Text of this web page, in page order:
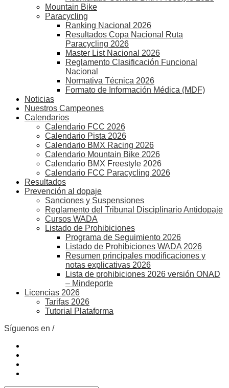
Mountain Bike
Paracycling
Ranking Nacional 2026
Resultados Copa Nacional Ruta
Paracycling 2026
Master List Nacional 2026
Reglamento Clasificación Funcional
Nacional
Normativa Técnica 2026
Formato de Información Médica (MDF)
Noticias
Nuestros Campeones
Calendarios
Calendario FCC 2026
Calendario Pista 2026
Calendario BMX Racing 2026
Calendario Mountain Bike 2026
Calendario BMX Freestyle 2026
Calendario FCC Paracycling 2026
Resultados
Prevención al dopaje
Sanciones y Suspensiones
Reglamento del Tribunal Disciplinario Antidopaje
Cursos WADA
Listado de Prohibiciones
Programa de Seguimiento 2026
Listado de Prohibiciones WADA 2026
Resumen principales modificaciones y
notas explicativas 2026
Lista de prohibiciones 2026 versión ONAD
– Mindeporte
Licencias 2026
Tarifas 2026
Tutorial Plataforma
Síguenos en /